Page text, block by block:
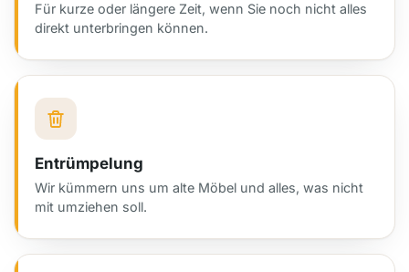
Für kurze oder längere Zeit, wenn Sie noch nicht alles
direkt unterbringen können.
Entrümpelung
Wir kümmern uns um alte Möbel und alles, was nicht
mit umziehen soll.